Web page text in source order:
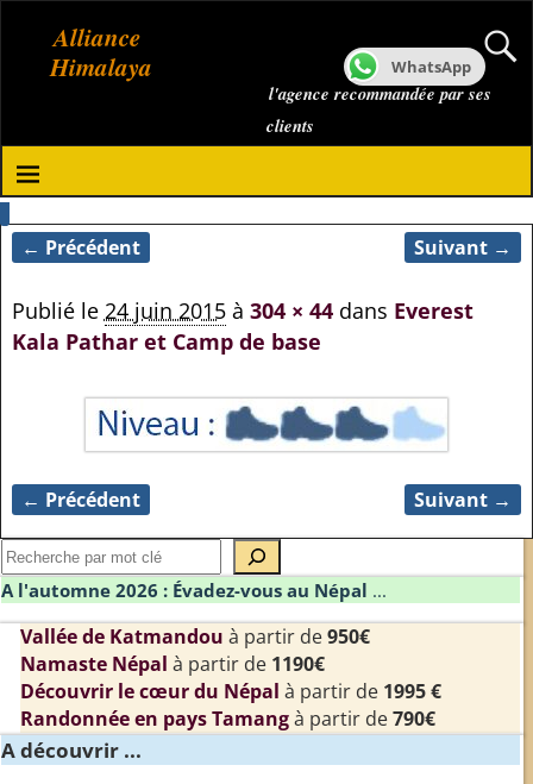
Alliance
Himalaya
l'agence recommandée par ses
clients
Navigation des images
← Précédent Suivant →
Publié le 24 juin 2015à 304 × 44dans Everest
Kala Pathar et Camp de base
Navigation des images
← Précédent Suivant →
A l'automne 2026 : Évadez-vous au Népal ...
Vallée de Katmandou à partir de950€
Namaste Népal à partir de 1190€
Découvrir le cœur du Népal à partir de 1995 €
Randonnée en pays Tamangà partir de790€
A découvrir ...
WhatsApp